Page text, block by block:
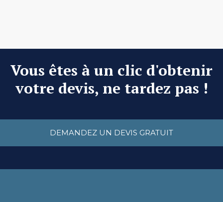
Vous êtes à un clic d'obtenir
votre devis, ne tardez pas !
DEMANDEZ UN DEVIS GRATUIT